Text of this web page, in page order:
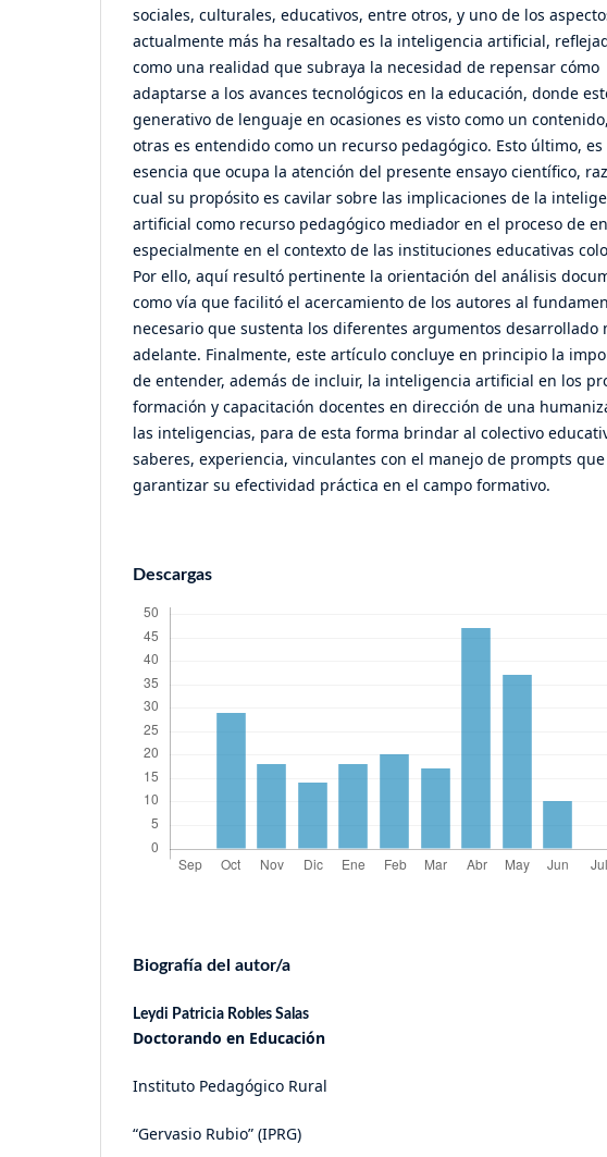
sociales, culturales, educativos, entre otros, y uno de los
actualmente más ha resaltado es la inteligencia artificial,
como una realidad que subraya la necesidad de repensar cómo
adaptarse a los avances tecnológicos en la educación, donde
generativo de lenguaje en ocasiones es visto como un
otras es entendido como un recurso pedagógico. Esto último, es
esencia que ocupa la atención del presente ensayo científico,
cual su propósito es cavilar sobre las implicaciones de la
artificial como recurso pedagógico mediador en el proceso de
especialmente en el contexto de las instituciones educativas
Por ello, aquí resultó pertinente la orientación del análisis
como vía que facilitó el acercamiento de los autores al
necesario que sustenta los diferentes argumentos desarrollado
adelante. Finalmente, este artículo concluye en principio la
de entender, además de incluir, la inteligencia artificial en los
formación y capacitación docentes en dirección de una
las inteligencias, para de esta forma brindar al colectivo
saberes, experiencia, vinculantes con el manejo de prompts
garantizar su efectividad práctica en el campo formativo.
Descargas
Biografía del autor/a
Leydi Patricia Robles Salas
Doctorando en Educación
Instituto Pedagógico Rural
“Gervasio Rubio” (IPRG)